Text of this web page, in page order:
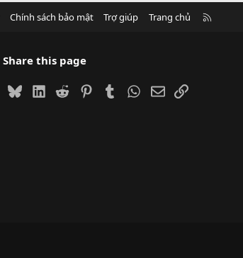
Chính sách bảo mật Trợ giúp Trang chủ
Share this page
BlueskyLinkedIn
Reddit PinterestTumblrWhatsApp
EmailLink